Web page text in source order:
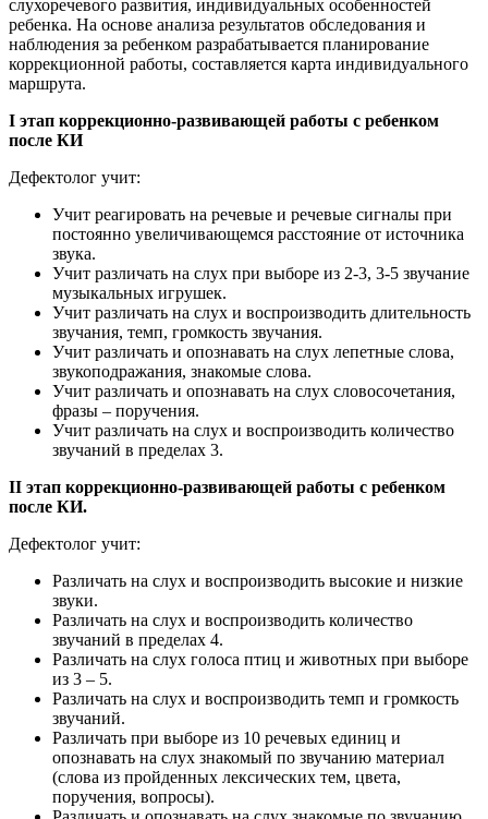
слухоречевого развития, индивидуальных особенностей
ребенка. На основе анализа результатов обследования и
наблюдения за ребенком разрабатывается планирование
коррекционной работы, составляется карта индивидуального
маршрута.
​I этап коррекционно-развивающей работы с ребенком
после КИ
​Дефектолог учит:
​Учит реагировать на речевые и речевые сигналы при
постоянно увеличивающемся расстояние от источника
звука.
Учит различать на слух при выборе из 2-3, 3-5 звучание
музыкальных игрушек.
Учит различать на слух и воспроизводить длительность
звучания, темп, громкость звучания.
Учит различать и опознавать на слух лепетные слова,
звукоподражания, знакомые слова.
Учит различать и опознавать на слух словосочетания,
фразы – поручения.
Учит различать на слух и воспроизводить количество
звучаний в пределах 3.
​II этап коррекционно-развивающей работы с ребенком
после КИ.
​Дефектолог учит:
​Различать на слух и воспроизводить высокие и низкие
звуки.
Различать на слух и воспроизводить количество
звучаний в пределах 4.
Различать на слух голоса птиц и животных при выборе
из 3 – 5.
Различать на слух и воспроизводить темп и громкость
звучаний.
Различать при выборе из 10 речевых единиц и
опознавать на слух знакомый по звучанию материал
(слова из пройденных лексических тем, цвета,
поручения, вопросы).